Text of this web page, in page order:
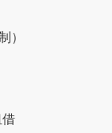
）